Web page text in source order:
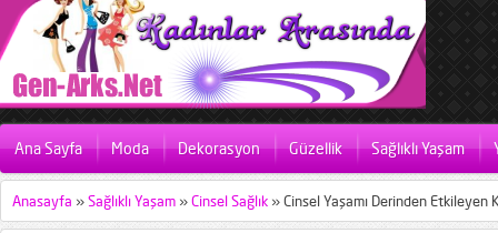
Ana Sayfa Moda Dekorasyon Güzellik Sağlıklı Yaşam
Anasayfa »Sağlıklı Yaşam »Cinsel Sağlık »Cinsel Yaşamı Derinden Etkileyen